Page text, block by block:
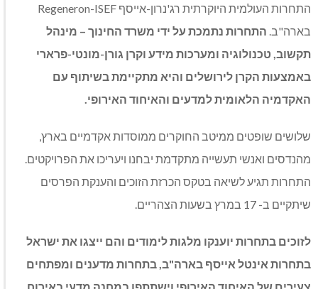
התחרות העולמית היוקרתית רג'נרון-אייסף Regeneron-ISEF
בארה"ב. התחרות נתמכת על ידי משרד החינוך – מינהל
תקשוב, טכנולוגיה ומערכות מידע וקרן גורן-מונטי-פרארי
באמצעות הקרן לירושלים והיא מתקיימת בשיתוף עם
האקדמיה הלאומית למדעים והאיחוד האירופי.
שלושים שופטים ממיטב החוקרים ממוסדות אקדמיים בארץ,
מהנדסים ואנשי תעשייה מתקדמת יבחנו ויעריכו את הפרויקטים.
התחרות תגיע לשיאה בטקס הכרזת הזוכים והענקת הפרסים
שיתקיים ב- 17 במרץ בשעות הצהריים.
לזוכים בתחרות יוענקו מלגות לימודים והם ייצגו את ישראל
בתחרות אינטל אייסף בארה"ב, בתחרות מדענים ומפתחים